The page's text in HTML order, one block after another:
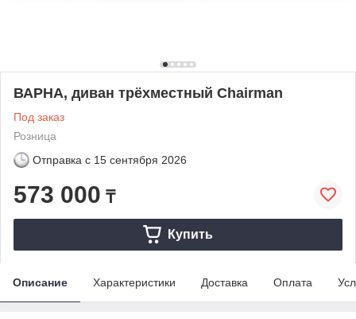
ВАРНА, диван трёхместный Chairman
Под заказ
Розница
Отправка с 15 сентября 2026
573 000 ₸
Купить
Описание Характеристики Доставка Оплата